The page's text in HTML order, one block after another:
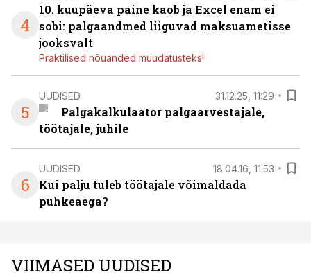
4
10. kuupäeva paine kaob ja Excel enam ei
sobi: palgaandmed liiguvad maksuametisse
jooksvalt
Praktilised nõuanded muudatusteks!
5
UUDISED 31.12.25, 11:29
Palgakalkulaator palgaarvestajale,
töötajale, juhile
6
UUDISED 18.04.16, 11:53
Kui palju tuleb töötajale võimaldada
puhkeaega?
VIIMASED UUDISED